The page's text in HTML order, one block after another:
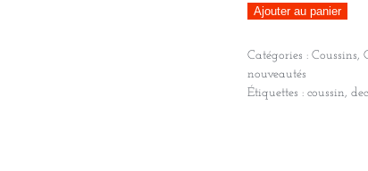
quantité
Coussin,
9
Ajouter au panier
Catégories : Coussins,
nouveautés
Étiquettes : coussin,